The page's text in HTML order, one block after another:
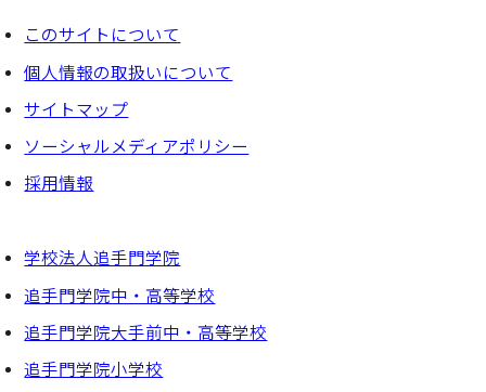
このサイトについて
個⼈情報の取扱いについて
サイトマップ
ソーシャルメディアポリシー
採⽤情報
学校法人追手門学院
追手門学院中・高等学校
追手門学院大手前中・高等学校
追手門学院小学校